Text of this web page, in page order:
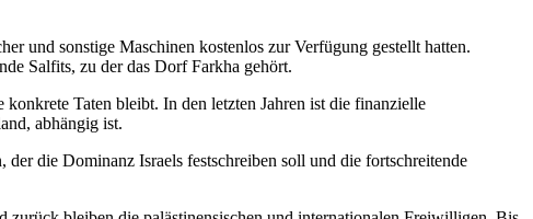
und sonstige Maschinen kostenlos zur Verfügung gestellt hatten.
Salfits, zu der das Dorf Farkha gehört.
Taten bleibt. In den letzten Jahren ist die finanzielle
abhängig ist.
die Dominanz Israels festschreiben soll und die fortschreitende